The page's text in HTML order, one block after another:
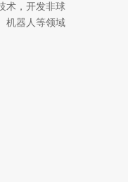
术，开发非球
机器人等领域